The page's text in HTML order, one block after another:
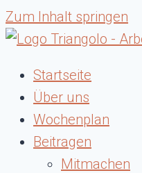
Zum Inhalt springen
Startseite
Über uns
Wochenplan
Beitragen
Mitmachen